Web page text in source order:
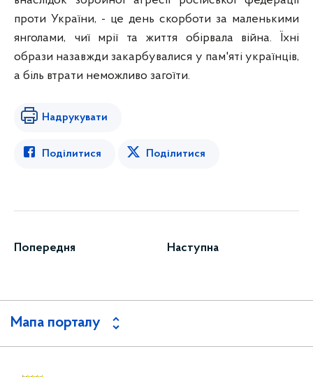
проти України, - це день скорботи за маленькими
янголами, чиї мрії та життя обірвала війна. Їхні
образи назавжди закарбувалися у пам'яті українців,
а біль втрати неможливо загоїти.
Надрукувати
Поділитися Поділитися
Попередня Наступна
Мапа порталу